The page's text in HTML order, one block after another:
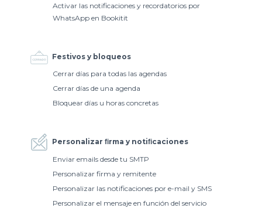
Activar las notificaciones y recordatorios por
WhatsApp en Bookitit
Festivos y bloqueos
Cerrar días para todas las agendas
Cerrar días de una agenda
Bloquear días u horas concretas
Personalizar ﬁrma y notiﬁcaciones
Enviar emails desde tu SMTP
Personalizar firma y remitente
Personalizar las notificaciones por e-mail y SMS
Personalizar el mensaje en función del servicio